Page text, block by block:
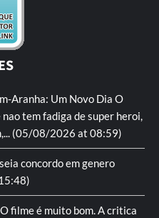
Aranha: Um Novo Dia O
tem fadiga de super heroi,
(05/08/2026 at 08:59)
concordo em genero
O filme é muito bom. A critica